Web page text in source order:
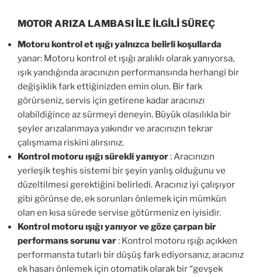
MOTOR ARIZA LAMBASI İLE İLGİLİ SÜREÇ
Motoru kontrol et ışığı yalnızca belirli koşullarda
yanar: Motoru kontrol et ışığı aralıklı olarak yanıyorsa,
ışık yandığında aracınızın performansında herhangi bir
değişiklik fark ettiğinizden emin olun. Bir fark
görürseniz, servis için getirene kadar aracınızı
olabildiğince az sürmeyi deneyin. Büyük olasılıkla bir
şeyler arızalanmaya yakındır ve aracınızın tekrar
çalışmama riskini alırsınız.
Kontrol motoru ışığı sürekli yanıyor: Aracınızın
yerleşik teşhis sistemi bir şeyin yanlış olduğunu ve
düzeltilmesi gerektiğini belirledi. Aracınız iyi çalışıyor
gibi görünse de, ek sorunları önlemek için mümkün
olan en kısa sürede servise götürmeniz en iyisidir.
Kontrol motoru ışığı yanıyor ve göze çarpan bir
performans sorunu var: Kontrol motoru ışığı açıkken
performansta tutarlı bir düşüş fark ediyorsanız, aracınız
ek hasarı önlemek için otomatik olarak bir “gevşek